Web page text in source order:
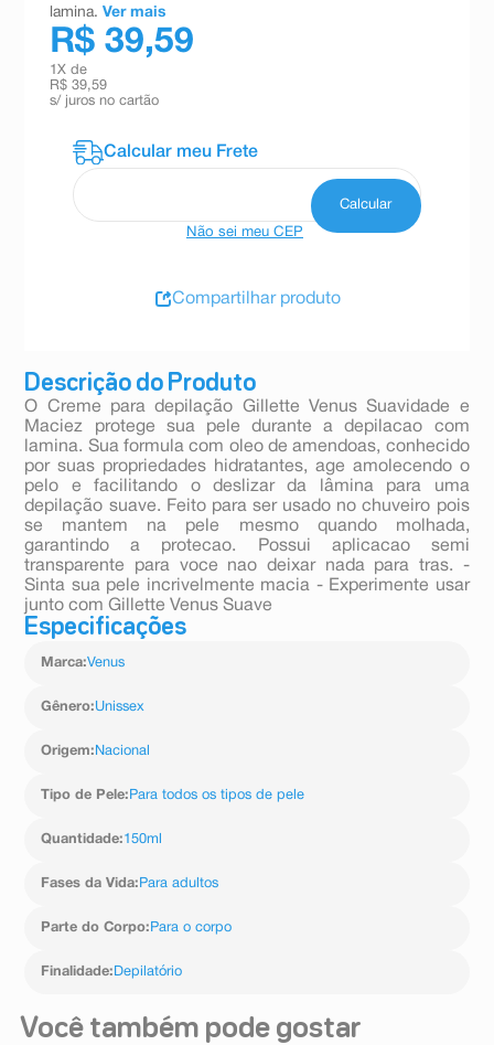
Descrição do Produto
O Creme para depilação Gillette Venus Suavidade e
Maciez protege sua pele durante a depilacao com
lamina. Sua formula com oleo de amendoas, conhecido
por suas propriedades hidratantes, age amolecendo o
pelo e facilitando o deslizar da lâmina para uma
depilação suave. Feito para ser usado no chuveiro pois
se mantem na pele mesmo quando molhada,
garantindo a protecao. Possui aplicacao semi
transparente para voce nao deixar nada para tras. -
Sinta sua pele incrivelmente macia - Experimente usar
junto com Gillette Venus Suave
Especificações
Marca:Venus
Gênero:Unissex
Origem: Nacional
Tipo de Pele: Para todos os tipos de pele
Quantidade:150ml
Fases da Vida: Para adultos
Parte do Corpo: Para o corpo
Finalidade: Depilatório
lamina. Ver mais
R$ 39,59
1 X de
R$ 39,59
s/ juros no cartão
Não sei meu CEP
Compartilhar produto
Você também pode gostar